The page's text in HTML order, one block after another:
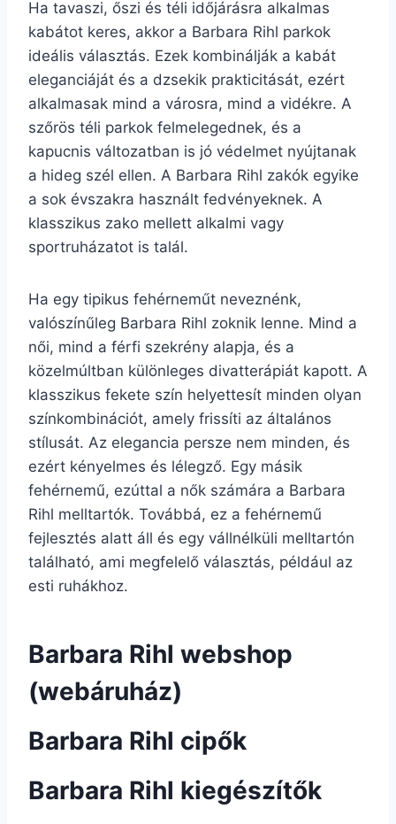
Ha tavaszi, őszi és téli időjárásra alkalmas
kabátot keres, akkor a Barbara Rihl parkok
ideális választás. Ezek kombinálják a kabát
eleganciáját és a dzsekik prakticitását, ezért
alkalmasak mind a városra, mind a vidékre. A
szőrös téli parkok felmelegednek, és a
kapucnis változatban is jó védelmet nyújtanak
a hideg szél ellen. A Barbara Rihl zakók egyike
a sok évszakra használt fedvényeknek. A
klasszikus zako mellett alkalmi vagy
sportruházatot is talál.
Ha egy tipikus fehérneműt neveznénk,
valószínűleg Barbara Rihl zoknik lenne. Mind a
női, mind a férfi szekrény alapja, és a
közelmúltban különleges divatterápiát kapott. A
klasszikus fekete szín helyettesít minden olyan
színkombinációt, amely frissíti az általános
stílusát. Az elegancia persze nem minden, és
ezért kényelmes és lélegző. Egy másik
fehérnemű, ezúttal a nők számára a Barbara
Rihl melltartók. Továbbá, ez a fehérnemű
fejlesztés alatt áll és egy vállnélküli melltartón
található, ami megfelelő választás, például az
esti ruhákhoz.
Barbara Rihl webshop
(webáruház)
Barbara Rihl cipők
Barbara Rihl kiegészítők